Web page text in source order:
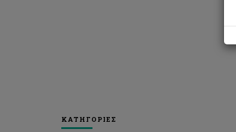
ΚΑΤΗΓΟΡΙΕΣ